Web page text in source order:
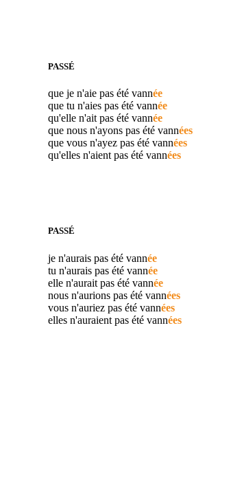
PASSÉ
que je n'aie pas été vannée
que tu n'aies pas été vannée
qu'elle n'ait pas été vannée
que nous n'ayons pas été vannées
que vous n'ayez pas été vannées
qu'elles n'aient pas été vannées
PASSÉ
je n'aurais pas été vannée
tu n'aurais pas été vannée
elle n'aurait pas été vannée
nous n'aurions pas été vannées
vous n'auriez pas été vannées
elles n'auraient pas été vannées